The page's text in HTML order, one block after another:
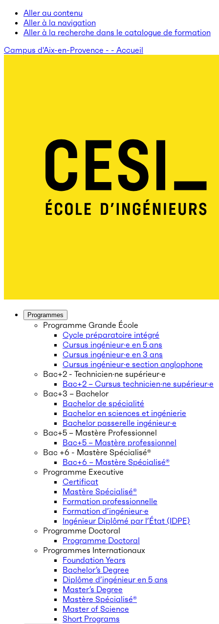
Aller au contenu
Aller à la navigation
Aller à la recherche dans le catalogue de formation
Campus d'Aix-en-Provence - - Accueil
Programmes
Programme Grande École
Cycle préparatoire intégré
Cursus ingénieur·e en 5 ans
Cursus ingénieur·e en 3 ans
Cursus ingénieur·e section anglophone
Bac+2 - Technicien·ne supérieur·e
Bac+2 – Cursus technicien·ne supérieur·e
Bac+3 – Bachelor
Bachelor de spécialité
Bachelor en sciences et ingénierie
Bachelor passerelle ingénieur·e
Bac+5 – Mastère Professionnel
Bac+5 – Mastère professionnel
Bac +6 - Mastère Spécialisé®
Bac+6 – Mastère Spécialisé®
Programme Executive
Certificat
Mastère Spécialisé®
Formation professionnelle
Formation d’ingénieur·e
Ingénieur Diplômé par l’État (IDPE)
Programme Doctoral
Programme Doctoral
Programmes Internationaux
Foundation Years
Bachelor’s Degree
Diplôme d’ingénieur en 5 ans
Master’s Degree
Mastère Spécialisé®
Master of Science
Short Programs